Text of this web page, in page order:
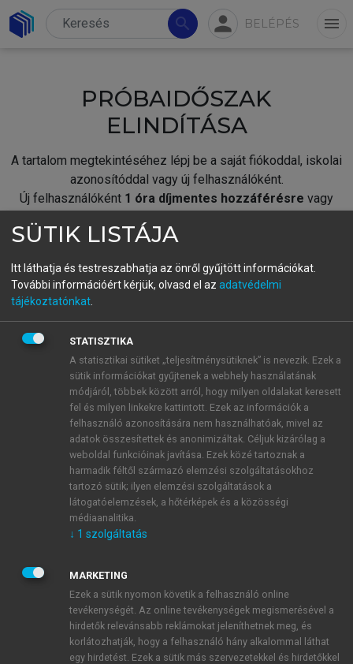
search person BELÉPÉS menu
PRÓBAIDŐSZAK
ELINDÍTÁSA
A tartalom megtekintéséhez lépj be a saját fiókoddal, iskolai
azonosítóddal vagy új felhasználóként.
Új felhasználóként 1 óra díjmentes hozzáférésre vagy
fiókoddal,vagy hozz létre új fiókot.
A regisztráció után apróbaidőszakautomatikusan
BELÉPÉS SAJÁT FIÓKKAL
ÚJ FIÓK LÉTREHOZÁSA
1 óra díjmentes hozzáférés
E-MAIL-CÍM
JELSZÓ
JELSZÓ ÚJRA
SÜTIK LISTÁJA
Itt láthatja és testreszabhatja az önről gyűjtött információkat.
További információért kérjük, olvasd el az adatvédelmi
tájékoztatónkat
STATISZTIKA
A statisztikai sütiket „teljesítménysütiknek” is nevezik. Ezek a
sütik információkat gyűjtenek a webhely használatának
módjáról, többek között arról, hogy milyen oldalakat keresett
fel és milyen linkekre kattintott. Ezek az információk a
felhasználó azonosítására nem használhatóak, mivel az
adatok összesítettek és anonimizáltak. Céljuk kizárólag a
weboldal funkcióinak javítása. Ezek közé tartoznak a
harmadik féltől származó elemzési szolgáltatásokhoz
tartozó sütik; ilyen elemzési szolgáltatások a
látogatóelemzések, a hőtérképek és a közösségi
médiaanalitika.
↓ 1 szolgáltatás
MARKETING
Ezek a sütik nyomon követik a felhasználó online
tevékenységét. Az online tevékenységek megismerésével a
hirdetők relevánsabb reklámokat jeleníthetnek meg, és
korlátozhatják, hogy a felhasználó hány alkalommal láthat
egy hirdetést. Ezek a sütik más szervezetekkel és hirdetőkkel